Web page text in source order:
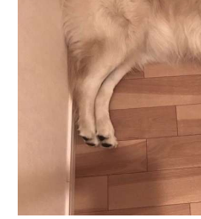
いぬ部をフォロー